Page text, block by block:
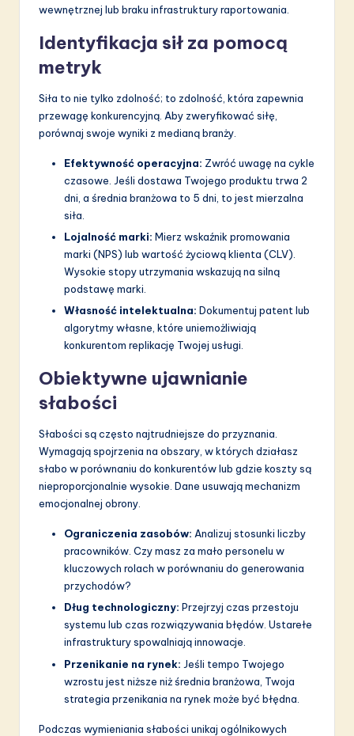
wewnętrznej lub braku infrastruktury raportowania.
Identyfikacja sił za pomocą
metryk
Siła to nie tylko zdolność; to zdolność, która zapewnia
przewagę konkurencyjną. Aby zweryfikować siłę,
porównaj swoje wyniki z medianą branży.
Efektywność operacyjna: Zwróć uwagę na cykle
czasowe. Jeśli dostawa Twojego produktu trwa 2
dni, a średnia branżowa to 5 dni, to jest mierzalna
siła.
Lojalność marki: Mierz wskaźnik promowania
marki (NPS) lub wartość życiową klienta (CLV).
Wysokie stopy utrzymania wskazują na silną
podstawę marki.
Własność intelektualna: Dokumentuj patent lub
algorytmy własne, które uniemożliwiają
konkurentom replikację Twojej usługi.
Obiektywne ujawnianie
słabości
Słabości są często najtrudniejsze do przyznania.
Wymagają spojrzenia na obszary, w których działasz
słabo w porównaniu do konkurentów lub gdzie koszty są
nieproporcjonalnie wysokie. Dane usuwają mechanizm
emocjonalnej obrony.
Ograniczenia zasobów: Analizuj stosunki liczby
pracowników. Czy masz za mało personelu w
kluczowych rolach w porównaniu do generowania
przychodów?
Dług technologiczny: Przejrzyj czas przestoju
systemu lub czas rozwiązywania błędów. Ustarełe
infrastruktury spowalniają innowacje.
Przenikanie na rynek: Jeśli tempo Twojego
wzrostu jest niższe niż średnia branżowa, Twoja
strategia przenikania na rynek może być błędna.
Podczas wymieniania słabości unikaj ogólnikowych